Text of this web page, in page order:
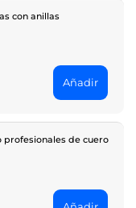
con anillas
Añadir
profesionales de cuero